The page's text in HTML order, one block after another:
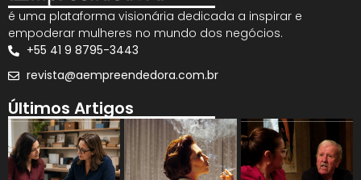
é uma plataforma visionária dedicada a inspirar e
empoderar mulheres no mundo dos negócios.
+55 41 9 8795-3443
revista@aempreendedora.com.br
Últimos Artigos